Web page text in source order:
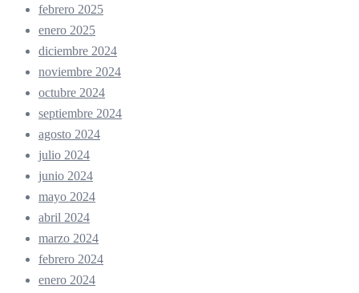
febrero 2025
enero 2025
diciembre 2024
noviembre 2024
octubre 2024
septiembre 2024
agosto 2024
julio 2024
junio 2024
mayo 2024
abril 2024
marzo 2024
febrero 2024
enero 2024